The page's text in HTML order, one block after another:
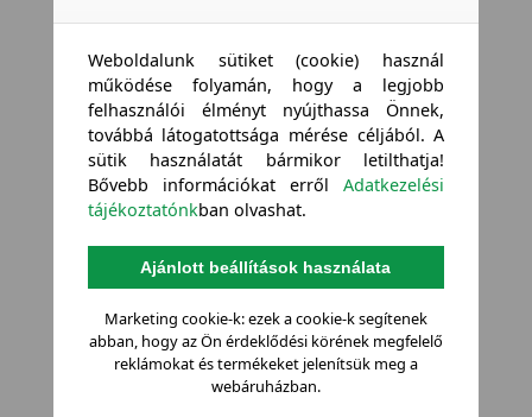
Weboldalunk sütiket (cookie) használ
működése folyamán, hogy a legjobb
felhasználói élményt nyújthassa Önnek,
továbbá látogatottsága mérése céljából. A
sütik használatát bármikor letilthatja!
Bővebb információkat errőlAdatkezelési
tájékoztatónkban olvashat.
Ajánlott beállítások használata
Marketing cookie-k: ezek a cookie-k segítenek
abban, hogy az Ön érdeklődési körének megfelelő
reklámokat és termékeket jelenítsük meg a
webáruházban.